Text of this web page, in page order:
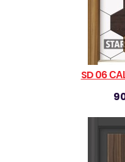
SD 06